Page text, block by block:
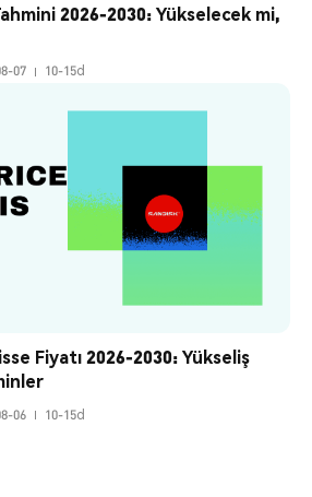
2026-2030: Yükselecek mi,
07 10-15d
Fiyatı 2026-2030: Yükseliş
06 10-15d